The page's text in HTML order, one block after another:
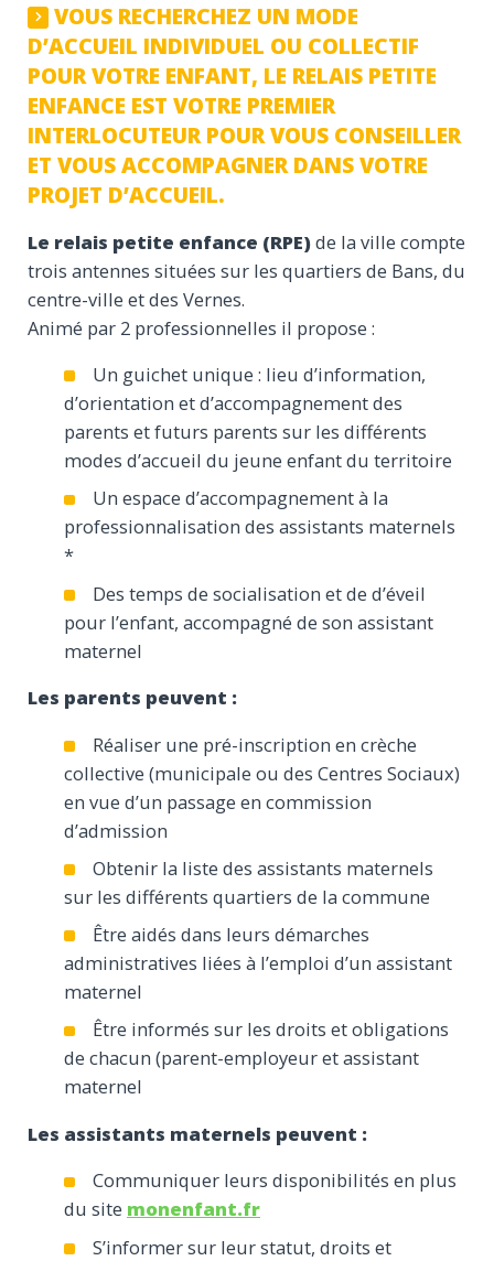
VOUS RECHERCHEZ UN MODE
D’ACCUEIL INDIVIDUEL OU COLLECTIF
POUR VOTRE ENFANT, LE RELAIS PETITE
ENFANCE EST VOTRE PREMIER
INTERLOCUTEUR POUR VOUS CONSEILLER
ET VOUS ACCOMPAGNER DANS VOTRE
PROJET D’ACCUEIL.
Le relais petite enfance (RPE)de la ville compte
trois antennes situées sur les quartiers de Bans, du
centre-ville et des Vernes.
Animé par 2 professionnelles il propose :
Un guichet unique : lieu d’information,
d’orientation et d’accompagnement des
parents et futurs parents sur les différents
modes d’accueil du jeune enfant du territoire
Un espace d’accompagnement à la
professionnalisation des assistants maternels
*
Des temps de socialisation et de d’éveil
pour l’enfant, accompagné de son assistant
maternel
Les parents peuvent :
Réaliser une pré-inscription en crèche
collective (municipale ou des Centres Sociaux)
en vue d’un passage en commission
d’admission
Obtenir la liste des assistants maternels
sur les différents quartiers de la commune
Être aidés dans leurs démarches
administratives liées à l’emploi d’un assistant
maternel
Être informés sur les droits et obligations
de chacun (parent-employeur et assistant
maternel
Les assistants maternels peuvent :
Communiquer leurs disponibilités en plus
du site monenfant.fr
S’informer sur leur statut, droits et